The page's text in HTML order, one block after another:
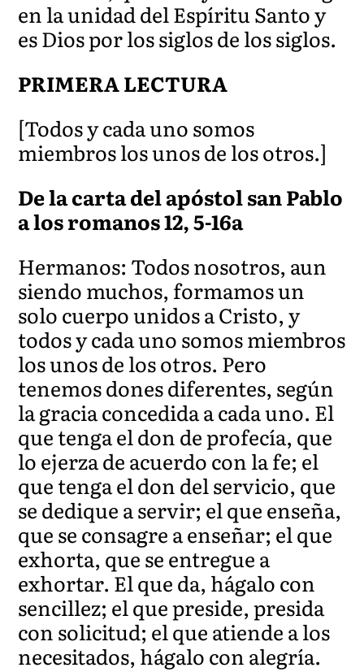
en la unidad del Espíritu Santo y
es Dios por los siglos de los siglos.
PRIMERA LECTURA
[Todos y cada uno somos
miembros los unos de los otros.]
De la carta del apóstol san Pablo
a los romanos 12, 5-16a
Hermanos: Todos nosotros, aun
siendo muchos, formamos un
solo cuerpo unidos a Cristo, y
todos y cada uno somos miembros
los unos de los otros. Pero
tenemos dones diferentes, según
la gracia concedida a cada uno. El
que tenga el don de profecía, que
lo ejerza de acuerdo con la fe; el
que tenga el don del servicio, que
se dedique a servir; el que enseña,
que se consagre a enseñar; el que
exhorta, que se entregue a
exhortar. El que da, hágalo con
sencillez; el que preside, presida
con solicitud; el que atiende a los
necesitados, hágalo con alegría.